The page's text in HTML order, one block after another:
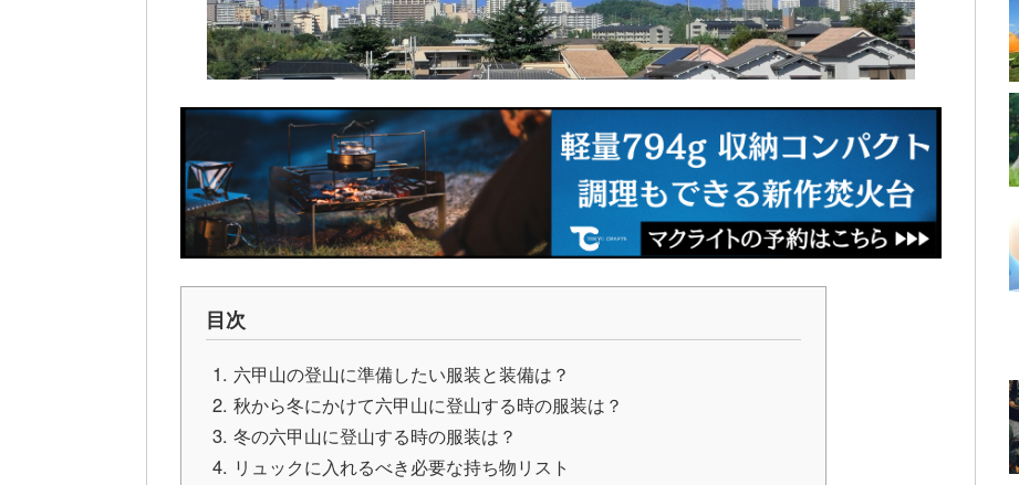
目次
六甲山の登山に準備したい服装と装備は？
秋から冬にかけて六甲山に登山する時の服装は？
冬の六甲山に登山する時の服装は？
リュックに入れるべき必要な持ち物リスト